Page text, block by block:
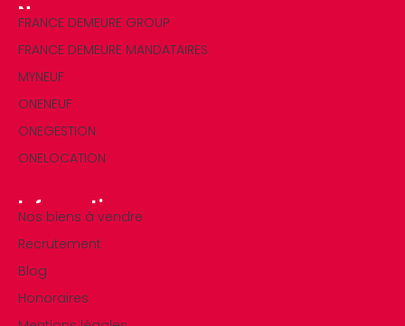
Nos marques
FRANCE DEMEURE GROUP
FRANCE DEMEURE MANDATAIRES
MYNEUF
ONENEUF
ONEGESTION
ONELOCATION
Informations
Nos biens à vendre
Recrutement
Blog
Honoraires